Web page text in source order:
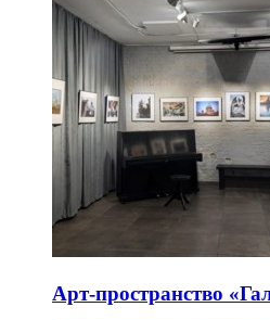
Арт-пространство